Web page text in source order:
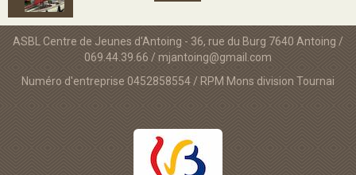
ASBL Centre de Jeunes d'Antoing - 36, rue du Burg 7640 Antoing /
069.44.39.66 / mjantoing@gmail.com
Numéro d'entreprise 0452858554 / RPM Mons division Tournai